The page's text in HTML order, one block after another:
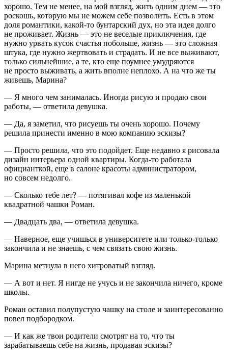
хорошо. Тем не менее, на мой взгляд, жить одним днем — это
роскошь, которую мы не можем себе позволить. Есть в этом
доля романтики, какой-то бунтарский дух, но эта идея долго
не проживает. Жизнь — это не веселые приключения, где
нужно урвать кусок счастья побольше, жизнь — это сложная
штука, где нужно жертвовать и страдать. И не все выживают,
только сильнейшие, а те, кто еще поумнее умудряются
не просто выживать, а жить вполне неплохо. А на что же ты
живешь, Марина?
— Я много чем занималась. Иногда рисую и продаю свои
работы, — ответила девушка.
— Да, я заметил, что рисуешь ты очень хорошо. Почему
решила принести именно в мою компанию эскизы?
— Просто решила, что это подойдет. Еще недавно я рисовала
дизайн интерьера одной квартиры. Когда-то работала
официанткой, еще в салоне красоты администратором,
но совсем недолго.
— Сколько тебе лет? — потягивал кофе из маленькой
квадратной чашки Роман.
— Двадцать два, — ответила девушка.
— Наверное, еще учишься в университете или только-только
закончила и не знаешь, с чем связать свою жизнь.
Марина метнула в него хитроватый взгляд.
— А вот и нет. Я нигде не учусь и не закончила ничего, кроме
школы.
Роман оставил полупустую чашку на столе и заинтересованно
повел подбородком.
— И как же твои родители смотрят на то, что ты
зарабатываешь себе на жизнь, продавая эскизы?